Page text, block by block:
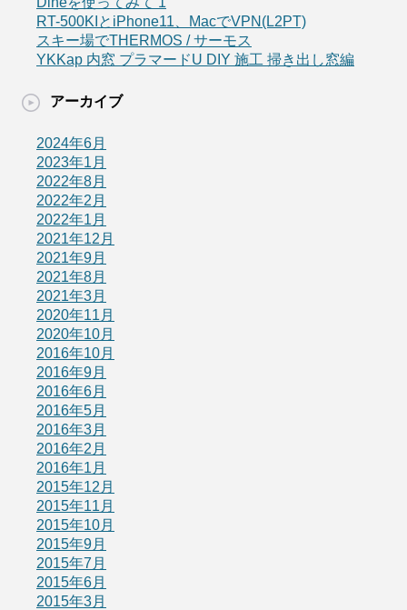
RT-500KIとiPhone11、MacでVPN(L2PT)
スキー場でTHERMOS / サーモス
YKKap 内窓 プラマードU DIY 施工 掃き出し窓編
アーカイブ
2024年6月
2023年1月
2022年8月
2022年2月
2022年1月
2021年12月
2021年9月
2021年8月
2021年3月
2020年11月
2020年10月
2016年10月
2016年9月
2016年6月
2016年5月
2016年3月
2016年2月
2016年1月
2015年12月
2015年11月
2015年10月
2015年9月
2015年7月
2015年6月
2015年3月